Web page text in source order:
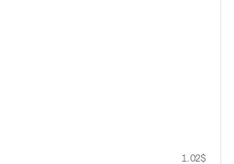
1.02$